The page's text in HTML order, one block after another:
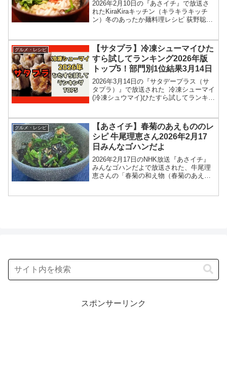
2026年2月10日の『あさイチ』で放送さ
れたKiraKiraキッチン（キラキラキッチ
ン）冬のあったか麺料理レシピ 荻野聡士
チ」では、KiraKiraキッチンで、冬のあ...
グルメ・レシピ
【サタプラ】冷凍シューマイひた
すら試してランキング2026年版
トップ5！部門別1位結果3月14日
2026年3月14日の『サタデープラス（サ
タプラ）』で放送された 冷凍シューマイ
(冷凍シュウマイ)ひたすら試してランキン
介された最新情報をもとに、コンビニ、
スーパー...
グルメ・レシピ
【あさイチ】春菊のあえもののレ
シピ 牛尾理恵さん2026年2月17
日みんなゴハンだよ
2026年2月17日のNHK放送『あさイチ』
みんなゴハンだよで放送された、牛尾理
恵さんの「春菊の和え物（春菊のあえも
スポンサーリンク